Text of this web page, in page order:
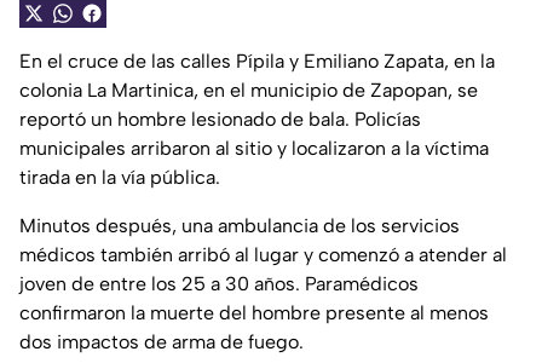
En el cruce de las calles Pípila y Emiliano Zapata, en la
colonia La Martinica, en el municipio de Zapopan, se
reportó un hombre lesionado de bala. Policías
municipales arribaron al sitio y localizaron a la víctima
tirada en la vía pública.
Minutos después, una ambulancia de los servicios
médicos también arribó al lugar y comenzó a atender al
joven de entre los 25 a 30 años. Paramédicos
confirmaron la muerte del hombre presente al menos
dos impactos de arma de fuego.